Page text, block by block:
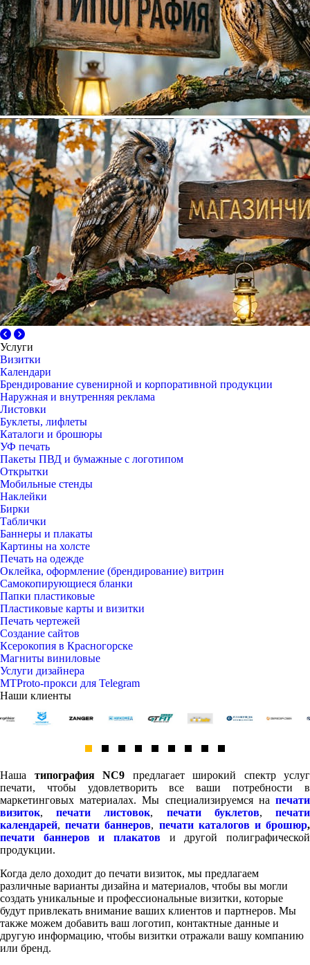
Услуги
Визитки
Календари
Брендирование сувенирной и корпоративной продукции
Наружная и внутренняя реклама
Листовки
Буклеты, лифлеты
Каталоги и брошюры
УФ печать
Пакеты ПВД и бумажные с логотипом
Открытки
Мобильные стенды
Наклейки
Бирки
Таблички
Баннеры и плакаты
Картины на холсте
Печать на одежде
Оклейка, оформление (брендирование) витрин
Самокопирующиеся бланки
Папки пластиковые
Пластиковые карты и визитки
Печать чертежей
Создание сайтов
Ксерокопия в Красногорске
Магниты виниловые
Услуги дизайнера
MTProto-прокси для Telegram
Наши клиенты
Наша типография NC9 предлагает широкий спектр услуг
печати, чтобы удовлетворить все ваши потребности в
маркетинговых материалах. Мы специализируемся на печати
визиток,печати листовок, печати буклетов,печати
календарей,печати баннеров, печати каталогов и брошюр,
печати баннеров и плакатов и другой полиграфической
продукции.
Когда дело доходит до печати визиток, мы предлагаем
различные варианты дизайна и материалов, чтобы вы могли
создать уникальные и профессиональные визитки, которые
будут привлекать внимание ваших клиентов и партнеров. Мы
также можем добавить ваш логотип, контактные данные и
другую информацию, чтобы визитки отражали вашу компанию
или бренд.